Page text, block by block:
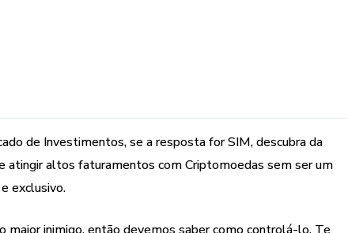
completa para que você consiga controlar seus gastos
como gerenciar seu tempo de forma mais produtiva
Q.I financeiro: Primeira coisa que devemos fazer quando
é mudar nosso Mindset em relação a ele, aprenda a
relação ao dinheiro e como conseguir lucrar cada vez mais.
de Investimentos, se a resposta for SIM, descubra da
atingir altos faturamentos com Criptomoedas sem ser um
exclusivo.